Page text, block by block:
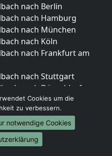
nach Berlin
nach Hamburg
nach München
nach Köln
nach Frankfurt am
nach Stuttgart
nach Düsseldorf
nach Leipzig
nach Dortmund
nach Essen
nach Bremen
nach Dresden
Cookies um die
zu verbessern.
notwendige Cookies